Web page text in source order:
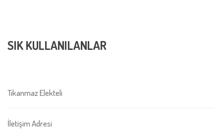
SIK KULLANILANLAR
Tıkanmaz Elekteli
İletişim Adresi